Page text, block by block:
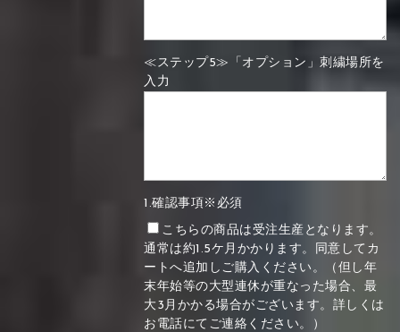
≪ステップ5≫「オプション」刺繍場所を
入力
1.確認事項※必須
こちらの商品は受注生産となります。
通常は約1.5ケ月かかります。同意してカ
ートへ追加しご購入ください。（但し年
末年始等の大型連休が重なった場合、最
大3月かかる場合がございます。詳しくは
お電話にてご連絡ください。）